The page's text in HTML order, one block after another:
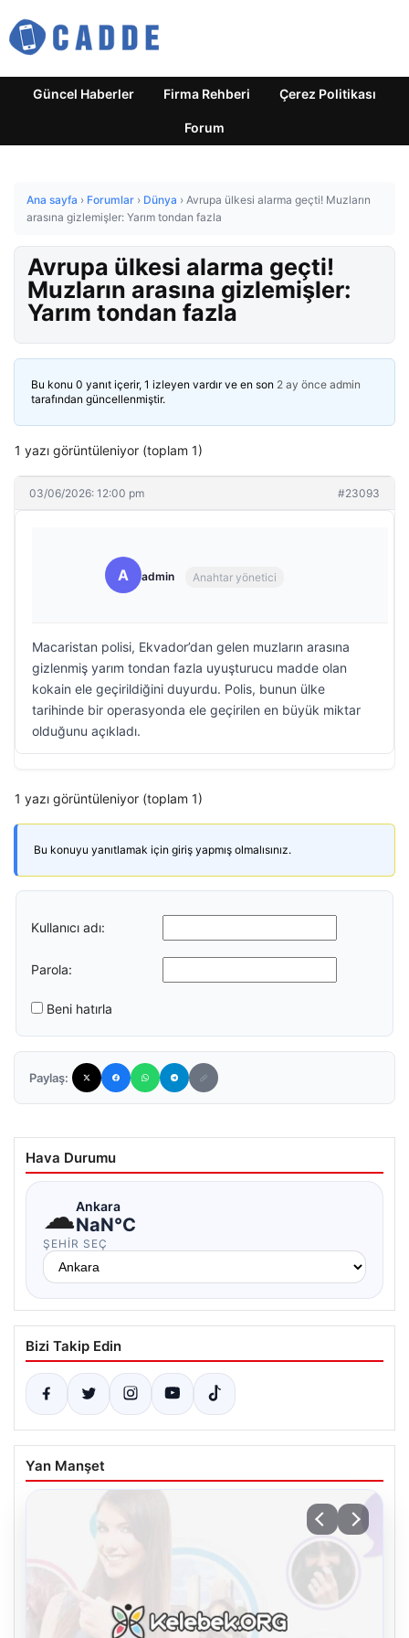
Güncel Haberler Firma Rehberi Çerez Politikası
Forum
Ana sayfa › Forumlar › Dünya › Avrupa ülkesi alarma geçti! Muzların
arasına gizlemişler: Yarım tondan fazla
Avrupa ülkesi alarma geçti!
Muzların arasına gizlemişler:
Yarım tondan fazla
Bu konu 0 yanıt içerir, 1 izleyen vardır ve en son 2 ay önce admin
tarafından güncellenmiştir.
1 yazı görüntüleniyor (toplam 1)
03/06/2026: 12:00 pm #23093
A admin Anahtar yönetici
Macaristan polisi, Ekvador’dan gelen muzların arasına
gizlenmiş yarım tondan fazla uyuşturucu madde olan
kokain ele geçirildiğini duyurdu. Polis, bunun ülke
tarihinde bir operasyonda ele geçirilen en büyük miktar
olduğunu açıkladı.
1 yazı görüntüleniyor (toplam 1)
Bu konuyu yanıtlamak için giriş yapmış olmalısınız.
Kullanıcı adı:
Parola:
Beni hatırla
Paylaş:
Hava Durumu
☁Ankara
NaN°C
ŞEHIR SEÇ
Bizi Takip Edin
Yan Manşet